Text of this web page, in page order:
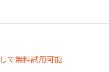
で無料試用可能